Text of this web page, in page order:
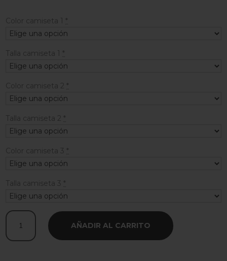
Color camiseta 1 *
Talla camiseta 1 *
Color camiseta 2 *
Talla camiseta 2 *
Color camiseta 3 *
Talla camiseta 3 *
Beast
Savage
AÑADIR AL CARRITO